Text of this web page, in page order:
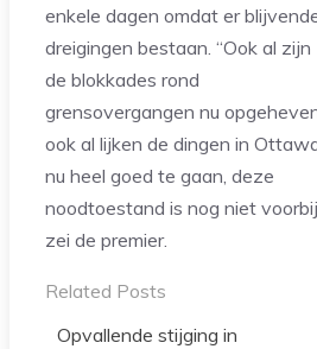
enkele dagen omdat er
dreigingen bestaan. “Ook al zijn
de blokkades rond
grensovergangen nu
ook al lijken de dingen in
nu heel goed te gaan, deze
noodtoestand is nog niet
zei de premier.
Related Posts
Opvallende stijging in